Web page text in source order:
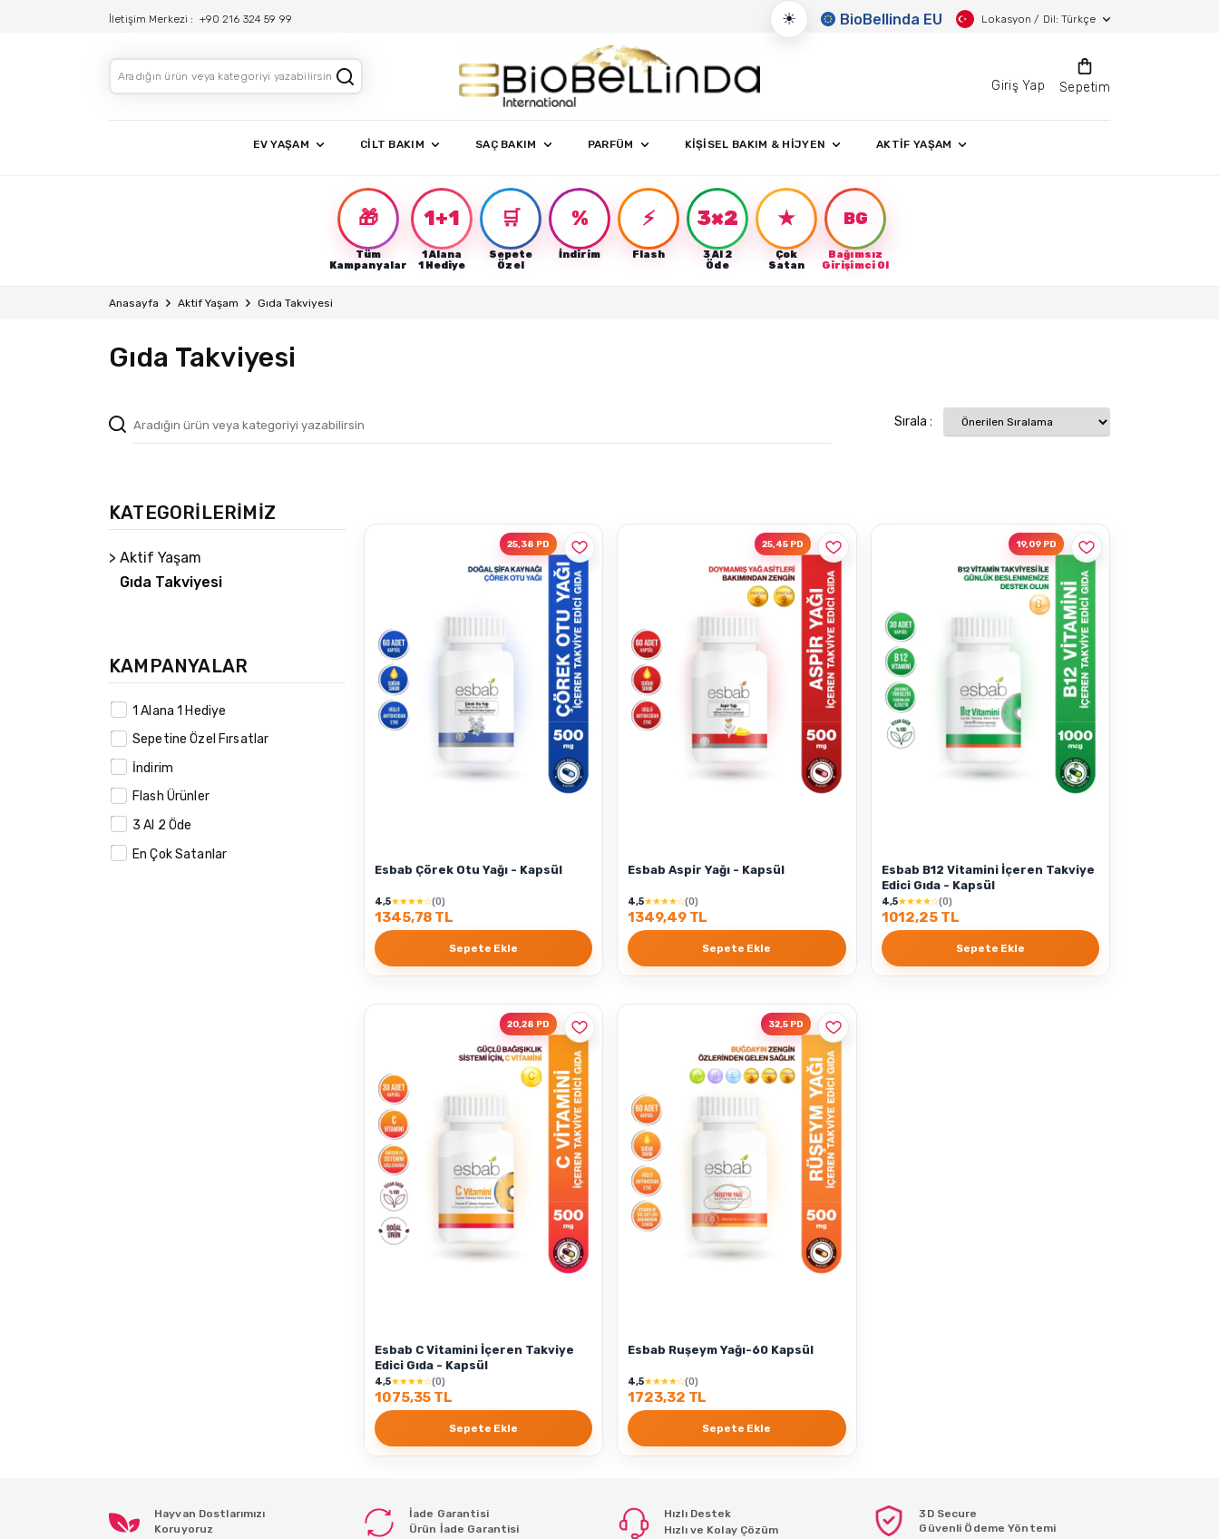
İletişim Merkezi : +90 216 324 59 99 ☀ BioBellinda EU Lokasyon / Dil: Türkçe
Giriş Yap Sepetim
EV YAŞAM CİLT BAKIM SAÇ BAKIM PARFÜM KİŞİSEL BAKIM & HİJYEN AKTİF YAŞAM
🎁
Tüm
Kampanyalar
1+1
1 Alana
1 Hediye
🛒
Sepete
Özel
%
İndirim
⚡
Flash
3×2
3 Al 2
Öde
★
Çok
Satan
BG
Bağımsız
Girişimci Ol
Anasayfa Aktif Yaşam Gıda Takviyesi
Gıda Takviyesi
Sırala :
KATEGORİLERİMİZ
> Aktif Yaşam
Gıda Takviyesi
KAMPANYALAR
1 Alana 1 Hediye
Sepetine Özel Fırsatlar
İndirim
Flash Ürünler
3 Al 2 Öde
En Çok Satanlar
25,38 PD
Esbab Çörek Otu Yağı - Kapsül
4,5★★★★☆(0)
1345,78 TL
Sepete Ekle
25,45 PD
Esbab Aspir Yağı - Kapsül
4,5★★★★☆(0)
1349,49 TL
Sepete Ekle
19,09 PD
Esbab B12 Vitamini İçeren Takviye
Edici Gıda - Kapsül
4,5★★★★☆(0)
1012,25 TL
Sepete Ekle
20,28 PD
Esbab C Vitamini İçeren Takviye
Edici Gıda - Kapsül
4,5★★★★☆(0)
1075,35 TL
Sepete Ekle
32,5 PD
Esbab Ruşeym Yağı-60 Kapsül
4,5★★★★☆(0)
1723,32 TL
Sepete Ekle
Hayvan Dostlarımızı
Koruyoruz
İade Garantisi
Ürün İade Garantisi
Hızlı Destek
Hızlı ve Kolay Çözüm
3D Secure
Güvenli Ödeme Yöntemi